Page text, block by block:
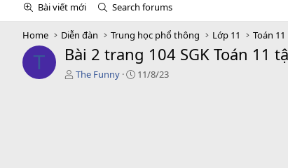
Bài viết mới Search forums
Home Diễn đàn Trung học phổ thông Lớp 11 Toán 11
T Bài 2 trang 104 SGK Toán 11
T
The Funny
C11/8/23